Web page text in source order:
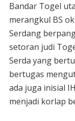
Bandar Togel
merangkul BS
Serdang
setoran judi
Serda yang
bertugas
ada juga inisial
menjadi korlap